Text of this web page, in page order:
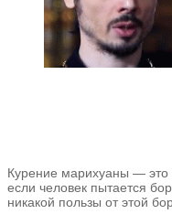
Курение марихуаны — это
если человек пытается
никакой пользы от этой